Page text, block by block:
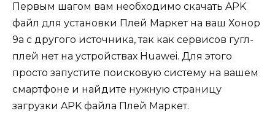
Первым шагом вам необходимо скачать APK
файл для установки Плей Маркет на ваш Хонор
9а с другого источника, так как сервисов гугл-
плей нет на устройствах Huawei. Для этого
просто запустите поисковую систему на вашем
смартфоне и найдите нужную страницу
загрузки APK файла Плей Маркет.